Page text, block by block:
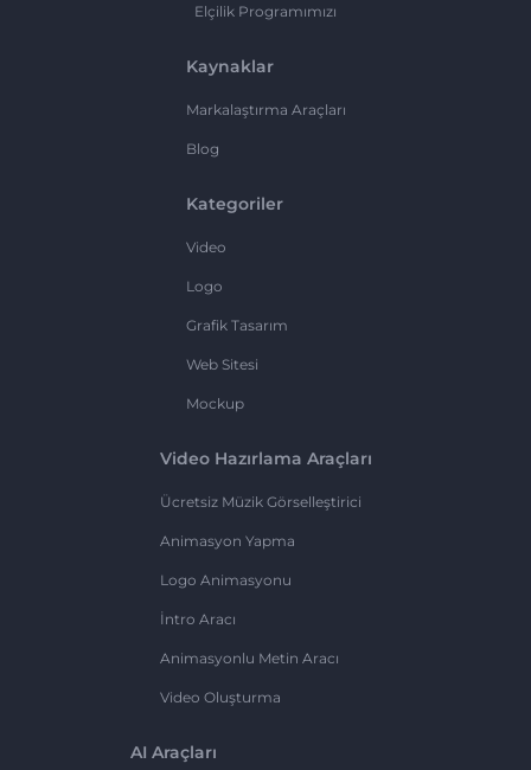
Elçilik Programımızı
Kaynaklar
Markalaştırma Araçları
Blog
Kategoriler
Video
Logo
Grafik Tasarım
Web Sitesi
Mockup
Video Hazırlama Araçları
Ücretsiz Müzik Görselleştirici
Animasyon Yapma
Logo Animasyonu
İntro Aracı
Animasyonlu Metin Aracı
Video Oluşturma
AI Araçları